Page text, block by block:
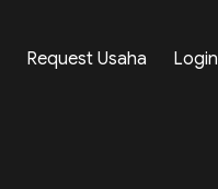
Request Usaha Login